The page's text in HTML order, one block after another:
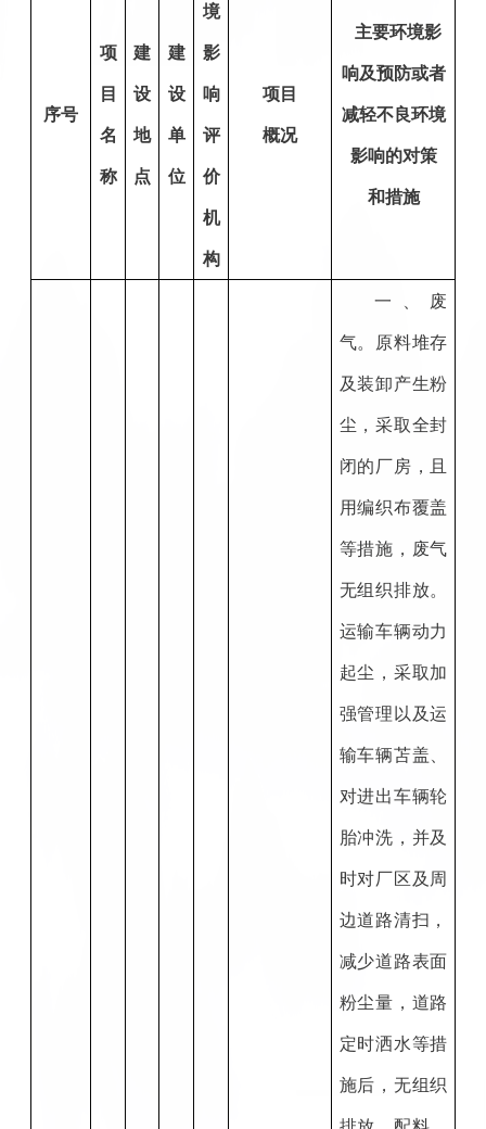
序号
项
目
名
称
建
设
地
点
建
设
单
位
境
影
响
评
价
机
构
项目
概况
主要环境影
响及预防或者
减轻不良环境
影响的对策
和措施
一、废
气。原料堆存
及装卸产生粉
尘，采取全封
闭的厂房，且
用编织布覆盖
等措施，废气
无组织排放。
运输车辆动力
起尘，采取加
强管理以及运
输车辆苫盖、
对进出车辆轮
胎冲洗，并及
时对厂区及周
边道路清扫，
减少道路表面
粉尘量，道路
定时洒水等措
施后，无组织